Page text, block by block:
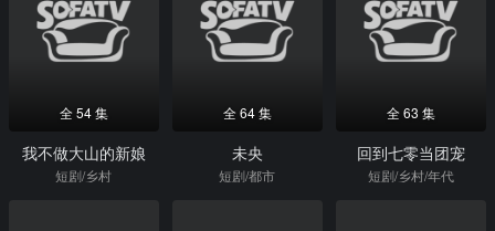
全 54 集
我不做大山的新娘
短剧/乡村
全 64 集
未央
短剧/都市
全 63 集
回到七零当团宠
短剧/乡村/年代